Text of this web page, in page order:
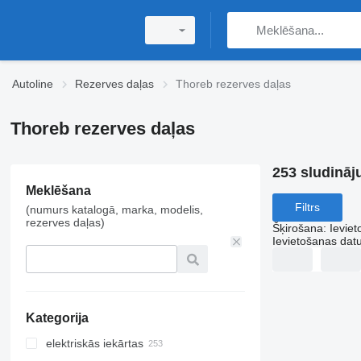
Autoline Rezerves daļas Thoreb rezerves daļas
Thoreb rezerves daļas
Meklēšana
(numurs katalogā, marka, modelis,
rezerves daļas)
Kategorija
elektriskās iekārtas
253
Filtrs
Šķirošana:
Ievietošanas